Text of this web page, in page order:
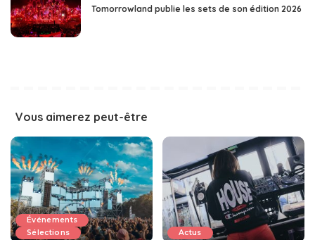
Tomorrowland publie les sets de son édition 2026
Vous aimerez peut-être
Événements
Sélections
Actus